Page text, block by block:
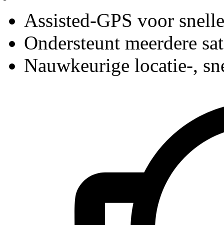
Assisted-GPS voor
Ondersteunt meerdere
Nauwkeurige locatie-,